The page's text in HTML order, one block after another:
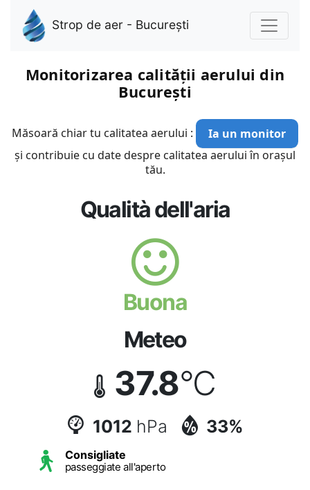
Strop de aer - București
Monitorizarea calității aerului din
București
Măsoară chiar tu calitatea aerului :
Ia un monitor
și contribuie cu date despre calitatea aerului în orașul
tău.
Qualità dell'aria
Buona
Meteo
37.8°C
1012 hPa 33%
Consigliate
passeggiate all'aperto